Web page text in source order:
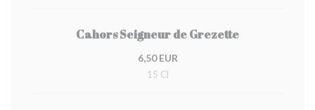
Cahors Seigneur de Grezette
6,50 EUR
15 Cl